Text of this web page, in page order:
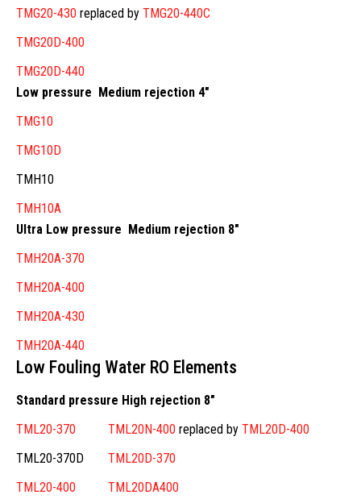
TMG20-430 replaced by TMG20-440C
TMG20D-400
TMG20D-440
Low pressure Medium rejection 4″
TMG10
TMG10D
TMH10
TMH10A
Ultra Low pressure Medium rejection 8″
TMH20A-370
TMH20A-400
TMH20A-430
TMH20A-440
Low Fouling Water RO Elements
Standard pressure High rejection 8″
TML20-370
TML20-370D
TML20-400
TML20N-400 replaced by TML20D-400
TML20D-370
TML20DA400